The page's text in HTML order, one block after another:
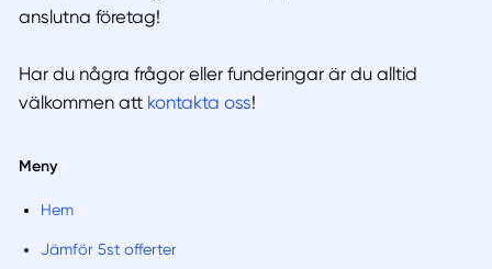
anslutna företag!
Har du några frågor eller funderingar är du alltid
välkommen att kontakta oss!
Meny
Hem
Jämför 5st offerter